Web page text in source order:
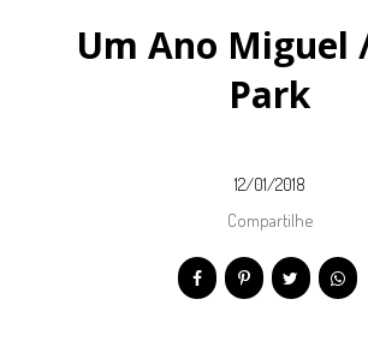
Um Ano Miguel
Park
12/01/2018
Compartilhe